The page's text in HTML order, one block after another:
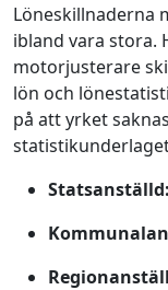
Löneskillnaderna
ibland vara stora.
motorjusterare
lön och
på att yrket
Statsanställd: